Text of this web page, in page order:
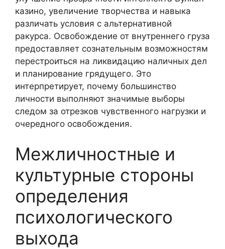
казино, увеличение творчества и навыка
различать условия с альтернативной
ракурса. Освобождение от внутреннего груза
предоставляет сознательным возможностям
перестроиться на ликвидацию наличных дел
и планирование грядущего. Это
интерпретирует, почему большинство
личности выполняют значимые выборы
следом за отрезков чувственного нагрузки и
очередного освобождения.
Межличностные и
культурные стороны
определения
психологического
выхода